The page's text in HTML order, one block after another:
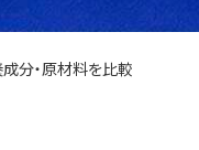
成分・原材料を比較